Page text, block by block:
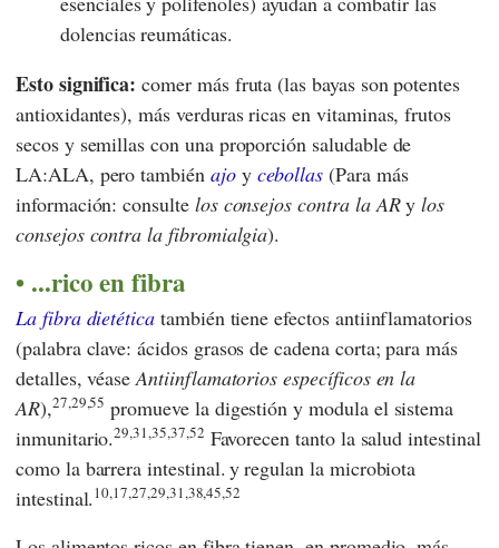
dolencias reumáticas.
Esto significa: comer más fruta (las bayas son potentes
antioxidantes), más verduras ricas en vitaminas, frutos
secos y semillas con una proporción saludable de
LA:ALA, pero también ajoy cebollas (Para más
información: consulte los consejos contra la ARylos
consejos contra la fibromialgia).
...rico en fibra
La fibra dietética también tiene efectos antiinflamatorios
(palabra clave: ácidos grasos de cadena corta; para más
detalles, véaseAntiinflamatorios específicos en la
AR),27,29,55 promueve la digestión y modula el sistema
inmunitario.29,31,35,37,52 Favorecen tanto la salud intestinal
como la barrera intestinal. y regulan la microbiota
intestinal.10,17,27,29,31,38,45,52